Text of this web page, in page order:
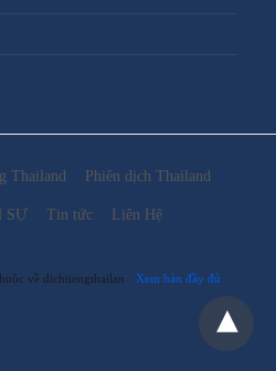
Thailand Phiên dịch Thailand
SỰ Tin tức Liên Hệ
về dichtiengthailan Xem bản đầy đủ